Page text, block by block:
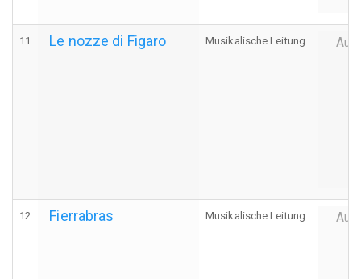
11 Le nozze di Figaro Musikalische Leitung
12 Fierrabras Musikalische Leitung